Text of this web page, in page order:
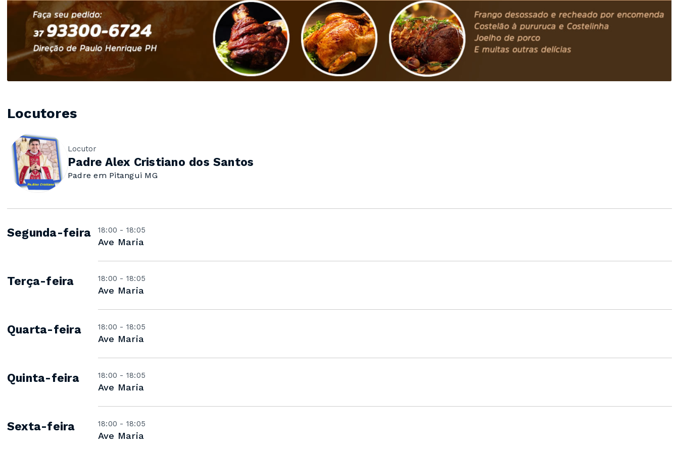
Locutores
Locutor
Padre Alex Cristiano dos Santos
Padre em Pitangui MG
Segunda-feira 18:00 - 18:05
Ave Maria
Terça-feira 18:00 - 18:05
Ave Maria
Quarta-feira 18:00 - 18:05
Ave Maria
Quinta-feira 18:00 - 18:05
Ave Maria
Sexta-feira 18:00 - 18:05
Ave Maria